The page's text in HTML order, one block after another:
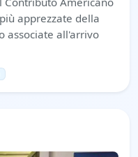
apprezzate della
associate all'arrivo